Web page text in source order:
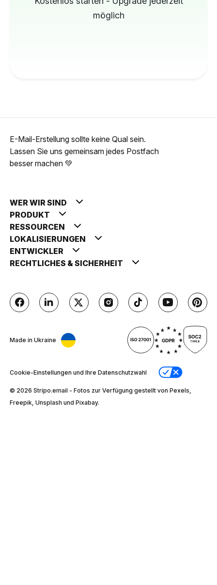
möglich
E-Mail-Erstellung sollte keine Qual sein.
Lassen Sie uns gemeinsam jedes Postfach
besser machen 💚
WER WIR SIND
PRODUKT
RESSOURCEN
LOKALISIERUNGEN
ENTWICKLER
RECHTLICHES & SICHERHEIT
Made in Ukraine
Cookie-Einstellungen und Ihre Datenschutzwahl
© 2026 Stripо.email - Fotos zur Verfügung gestellt von Pexels,
Freepik, Unsplash und Pixabay.